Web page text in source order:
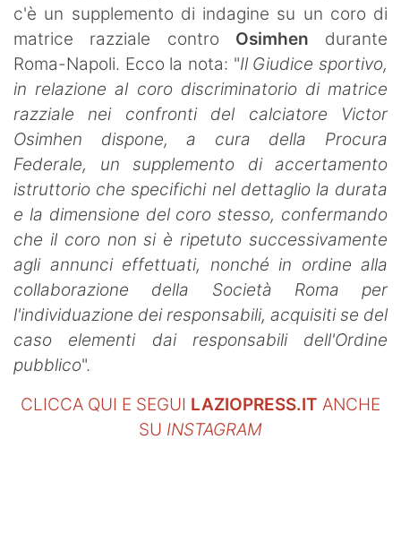
c'è un supplemento di indagine su un coro di
matrice razziale contro Osimhen durante
Roma-Napoli. Ecco la nota: "Il Giudice sportivo,
in relazione al coro discriminatorio di matrice
razziale nei confronti del calciatore Victor
Osimhen dispone, a cura della Procura
Federale, un supplemento di accertamento
istruttorio che specifichi nel dettaglio la durata
e la dimensione del coro stesso, confermando
che il coro non si è ripetuto successivamente
agli annunci effettuati, nonché in ordine alla
collaborazione della Società Roma per
l'individuazione dei responsabili, acquisiti se del
caso elementi dai responsabili dell'Ordine
pubblico".
CLICCA QUI E SEGUI LAZIOPRESS.IT ANCHE
SU INSTAGRAM